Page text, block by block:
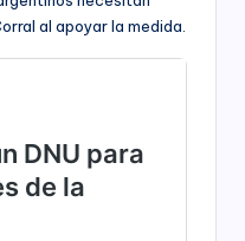
al apoyar la medida.